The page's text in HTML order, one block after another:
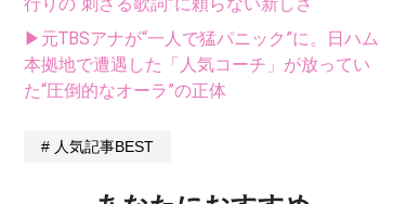
▶元TBSアナが“一人で猛パニック”に。日ハム
本拠地で遭遇した「人気コーチ」が放ってい
た“圧倒的なオーラ”の正体
人気記事BEST